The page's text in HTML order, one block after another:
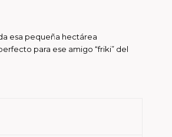
esa pequeña hectárea
para ese amigo “friki” del